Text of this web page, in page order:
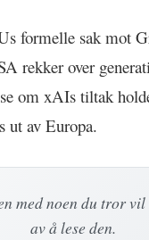
formelle sak mot
rekker over
om xAIs tiltak
ut av Europa.
med noen du tror vil
av å lese den.